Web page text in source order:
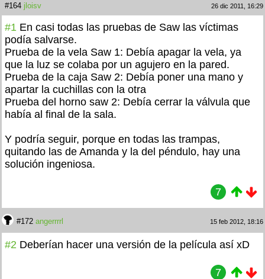
#164 jloisv 26 dic 2011, 16:29
#1 En casi todas las pruebas de Saw las víctimas
podía salvarse.
Prueba de la vela Saw 1: Debía apagar la vela, ya
que la luz se colaba por un agujero en la pared.
Prueba de la caja Saw 2: Debía poner una mano y
apartar la cuchillas con la otra
Prueba del horno saw 2: Debía cerrar la válvula que
había al final de la sala.
Y podría seguir, porque en todas las trampas,
quitando las de Amanda y la del péndulo, hay una
solución ingeniosa.
7
#172 angerrrrl 15 feb 2012, 18:16
#2 Deberían hacer una versión de la película así xD
7